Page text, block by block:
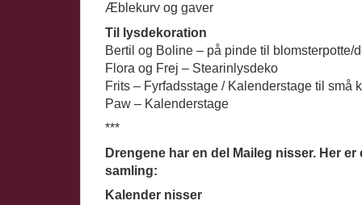
Æblekurv og gaver
Til lysdekoration
Bertil og Boline – på pinde til blomsterpotte/
Flora og Frej – Stearinlysdeko
Frits – Fyrfadsstage / Kalenderstage til små
Paw – Kalenderstage
***
Drengene har en del Maileg nisser. Her
samling:
Kalender nisser